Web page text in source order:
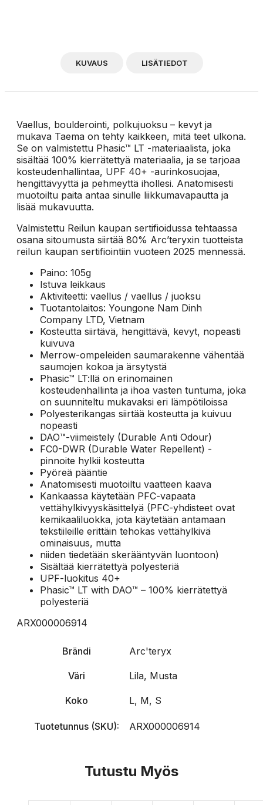
KUVAUS LISÄTIEDOT
Vaellus, boulderointi, polkujuoksu – kevyt ja
mukava Taema on tehty kaikkeen, mitä teet ulkona.
Se on valmistettu Phasic™ LT -materiaalista, joka
sisältää 100% kierrätettyä materiaalia, ja se tarjoaa
kosteudenhallintaa, UPF 40+ -aurinkosuojaa,
hengittävyyttä ja pehmeyttä ihollesi. Anatomisesti
muotoiltu paita antaa sinulle liikkumavapautta ja
lisää mukavuutta.
Valmistettu Reilun kaupan sertifioidussa tehtaassa
osana sitoumusta siirtää 80% Arc’teryxin tuotteista
reilun kaupan sertifiointiin vuoteen 2025 mennessä.
Paino: 105g
Istuva leikkaus
Aktiviteetti: vaellus / vaellus / juoksu
Tuotantolaitos: Youngone Nam Dinh
Company LTD, Vietnam
Kosteutta siirtävä, hengittävä, kevyt, nopeasti
kuivuva
Merrow-ompeleiden saumarakenne vähentää
saumojen kokoa ja ärsytystä
Phasic™ LT:llä on erinomainen
kosteudenhallinta ja ihoa vasten tuntuma, joka
on suunniteltu mukavaksi eri lämpötiloissa
Polyesterikangas siirtää kosteutta ja kuivuu
nopeasti
DAO™-viimeistely (Durable Anti Odour)
FC0-DWR (Durable Water Repellent) -
pinnoite hylkii kosteutta
Pyöreä pääntie
Anatomisesti muotoiltu vaatteen kaava
Kankaassa käytetään PFC-vapaata
vettähylkivyyskäsittelyä (PFC-yhdisteet ovat
kemikaaliluokka, jota käytetään antamaan
tekstiileille erittäin tehokas vettähylkivä
ominaisuus, mutta
niiden tiedetään skerääntyvän luontoon)
Sisältää kierrätettyä polyesteriä
UPF-luokitus 40+
Phasic™ LT with DAO™ – 100% kierrätettyä
polyesteriä
ARX000006914
Brändi Arc'teryx
Väri Lila, Musta
Koko L, M, S
Tuotetunnus (SKU): ARX000006914
Tutustu Myös